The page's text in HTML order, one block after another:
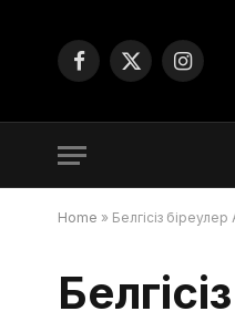
Facebook
X
Home » Белгісіз біреулер